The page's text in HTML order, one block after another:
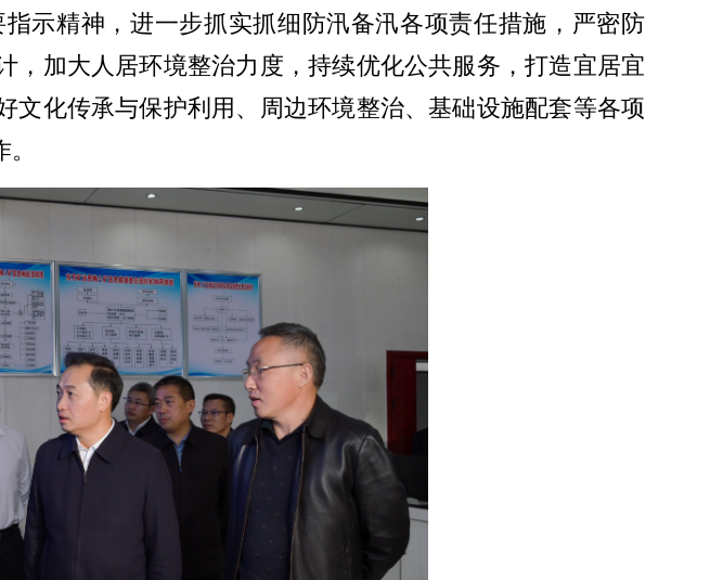
示精神，进一步抓实抓细防汛备汛各项责任措施，严密防
加大人居环境整治力度，持续优化公共服务，打造宜居宜
化传承与保护利用、周边环境整治、基础设施配套等各项